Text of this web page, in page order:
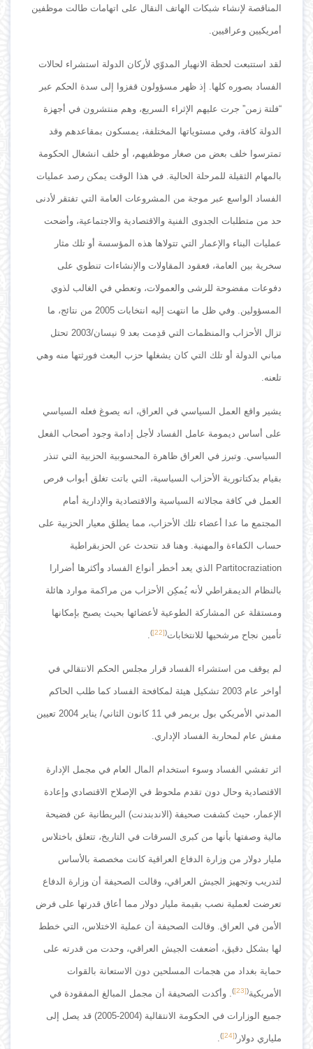
المناقصة لإنشاء شبكات الهاتف النقال على اتهامات طالت موظفين
أمريكيين وعراقيين.
لقد استتبعت لحظة الانهيار المدوّي لأركان الدولة استشراء لحالات
الفساد بصوره كلها. إذ ظهر مسؤولون قفزوا إلى سدة الحكم عبر
“فلتة زمن” جرت عليهم الإثراء السريع، وهم منتشرون في أجهزة
الدولة كافة، وفي مستوياتها المختلفة، يمسكون بمقاعدهم وقد
تمترسوا خلف بعض من صغار موظفيهم، أو خلف انشغال الحكومة
بالمهام الثقيلة للمرحلة الحالية. في هذا الوقت يمكن رصد عمليات
الفساد الواسع عبر موجة من المشروعات العامة التي تفتقر لأدنى
حد من متطلبات الجدوى الفنية والاقتصادية والاجتماعية، وأضحت
عمليات البناء والإعمار التي تتولاها هذه المؤسسة أو تلك مثار
سخرية بين العامة، فعقود المقاولات والإنشاءات تنطوي على
دفوعات مفضوحة للرشى والعمولات، وتعطي في الغالب لذوي
المسؤولين. وفي ظل ما انتهت إليه انتخابات 2005 من نتائج، ما
تزال الأحزاب والمنظمات التي قدِمت بعد 9 نيسان/2003 تحتل
مباني الدولة أو تلك التي كان يشغلها حزب البعث فورثتها منه وهي
تلعنه.
يشير واقع العمل السياسي في العراق، انه يصوغ فعله السياسي
على أساس ديمومة عامل الفساد لأجل إدامة وجود أصحاب الفعل
السياسي. وتبرز في العراق ظاهرة المحسوبية الحزبية التي تنذر
بقيام بدكتاتورية الأحزاب السياسية، التي باتت تغلق أبواب فرص
العمل في كافة مجالاته السياسية والاقتصادية والإدارية أمام
المجتمع ما عدا أعضاء تلك الأحزاب، مما يطلق معيار الحزبية على
حساب الكفاءة والمهنية. وهنا قد نتحدث عن الحزبقراطية
Partitocraziation الذي يعد أخطر أنواع الفساد وأكثرها أضرارا
بالنظام الديمقراطي لأنه يُمكِن الأحزاب من مراكمة موارد هائلة
ومستقلة عن المشاركة الطوعية لأعضائها بحيث يصبح بإمكانها
تأمين نجاح مرشحيها للانتخابات(
[22]
)
.
لم يوقف من استشراء الفساد قرار مجلس الحكم الانتقالي في
أواخر عام 2003 تشكيل هيئة لمكافحة الفساد كما طلب الحاكم
المدني الأمريكي بول بريمر في 11 كانون الثاني/ يناير 2004 تعيين
مفش عام لمحاربة الفساد الإداري.
اثر تفشي الفساد وسوء استخدام المال العام في مجمل الإدارة
الاقتصادية وحال دون تقدم ملحوظ في الإصلاح الاقتصادي وإعادة
الإعمار، حيث كشفت صحيفة (الاندبندنت) البريطانية عن فضيحة
مالية وصفتها بأنها من كبرى السرقات في التاريخ، تتعلق باختلاس
مليار دولار من وزارة الدفاع العراقية كانت مخصصة بالأساس
لتدريب وتجهيز الجيش العراقي، وقالت الصحيفة أن وزارة الدفاع
تعرضت لعملية نصب بقيمة مليار دولار مما أعاق قدرتها على فرض
الأمن في العراق. وقالت الصحيفة أن عملية الاختلاس، التي خطط
لها بشكل دقيق، أضعفت الجيش العراقي، وحدت من قدرته على
حماية بغداد من هجمات المسلحين دون الاستعانة بالقوات
الأمريكية(
[23]
). وأكدت الصحيفة أن مجمل المبالغ المفقودة في
جميع الوزارات في الحكومة الانتقالية (2004-2005) قد يصل إلى
ملياري دولار (
[24]
)
.